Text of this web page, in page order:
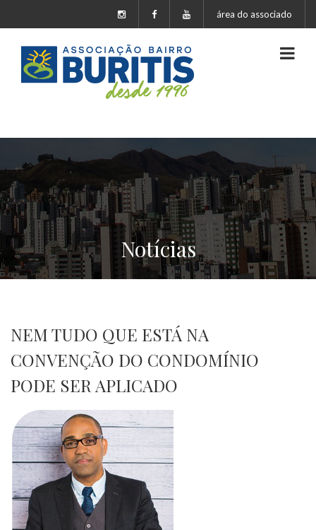
área do associado
Notícias
NEM TUDO QUE ESTÁ NA
CONVENÇÃO DO CONDOMÍNIO
PODE SER APLICADO